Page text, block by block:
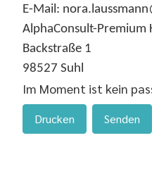
E-Mail:
AlphaConsult-Premium
Backstraße 1
98527 Suhl
Im Moment ist kein
Drucken Senden